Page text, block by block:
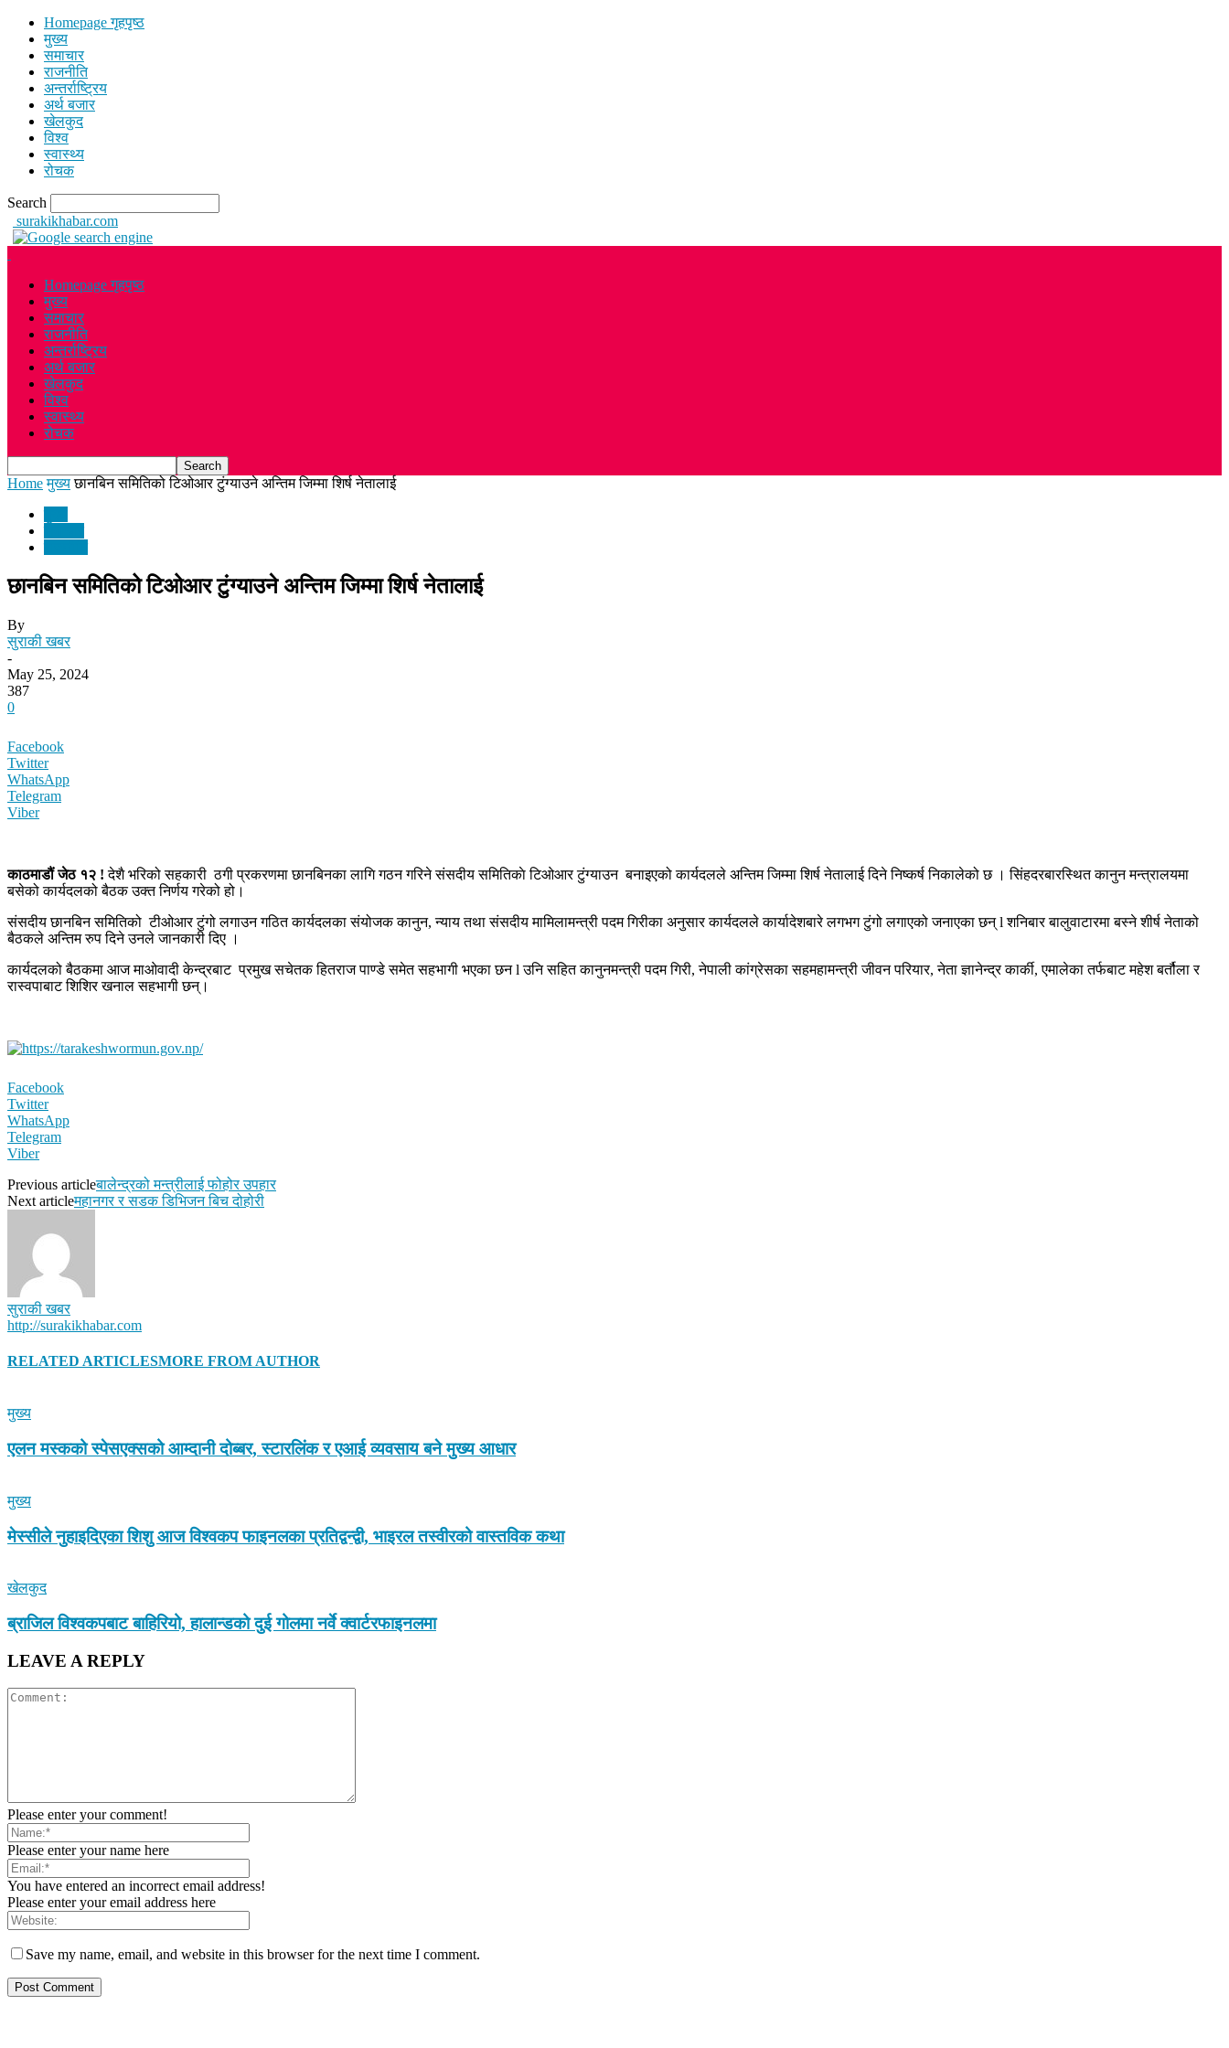
Homepage गृहपृष्ठ
मुख्य
समाचार
राजनीति
अन्तर्राष्ट्रिय
अर्थ बजार
खेलकुद
विश्व
स्वास्थ्य
रोचक
Search
surakikhabar.com
Homepage गृहपृष्ठ
मुख्य
समाचार
राजनीति
अन्तर्राष्ट्रिय
अर्थ बजार
खेलकुद
विश्व
स्वास्थ्य
रोचक
Home मुख्य छानबिन समितिको टिओआर टुंग्याउने अन्तिम जिम्मा शिर्ष नेतालाई
छानबिन समितिको टिओआर टुंग्याउने अन्तिम जिम्मा शिर्ष नेतालाई
By
सुराकी खबर
-
May 25, 2024
387
0
Facebook
Twitter
WhatsApp
Telegram
Viber
काठमाडौं जेठ १२ ! देशै भरिको सहकारी ठगी प्रकरणमा छानबिनका लागि गठन गरिने संसदीय समितिकाे टिओआर टुंग्याउन बनाइएको कार्यदलले अन्तिम जिम्मा शिर्ष नेतालाई दिने निष्कर्ष निकालेको छ । सिंहदरबारस्थित कानुन मन्त्रालयमा
बसेको कार्यदलको बैठक उक्त निर्णय गरेको हो।
संसदीय छानबिन समितिको टीओआर टुंगो लगाउन गठित कार्यदलका संयोजक कानुन, न्याय तथा संसदीय मामिलामन्त्री पदम गिरीका अनुसार कार्यदलले कार्यादेशबारे लगभग टुंगो लगाएको जनाएका छन् l शनिबार बालुवाटारमा बस्ने शीर्ष नेताको
बैठकले अन्तिम रुप दिने उनले जानकारी दिए ।
कार्यदलको बैठकमा आज माओवादी केन्द्रबाट प्रमुख सचेतक हितराज पाण्डे समेत सहभागी भएका छन l उनि सहित कानुनमन्त्री पदम गिरी, नेपाली कांग्रेसका सहमहामन्त्री जीवन परियार, नेता ज्ञानेन्द्र कार्की, एमालेका तर्फबाट महेश बर्तौला र
रास्वपाबाट शिशिर खनाल सहभागी छन्।
Facebook
Twitter
WhatsApp
Telegram
Viber
Previous articleबालेन्द्रको मन्त्रीलाई फोहोर उपहार
Next articleमहानगर र सडक डिभिजन बिच दोहोरी
सुराकी खबर
http://surakikhabar.com
RELATED ARTICLESMORE FROM AUTHOR
मुख्य
एलन मस्कको स्पेसएक्सको आम्दानी दोब्बर, स्टारलिंक र एआई व्यवसाय बने मुख्य आधार
मुख्य
मेस्सीले नुहाइदिएका शिशु आज विश्वकप फाइनलका प्रतिद्वन्द्वी, भाइरल तस्वीरको वास्तविक कथा
खेलकुद
ब्राजिल विश्वकपबाट बाहिरियो, हालान्डको दुई गोलमा नर्वे क्वार्टरफाइनलमा
LEAVE A REPLY
Please enter your comment!
Please enter your name here
You have entered an incorrect email address!
Please enter your email address here
Save my name, email, and website in this browser for the next time I comment.